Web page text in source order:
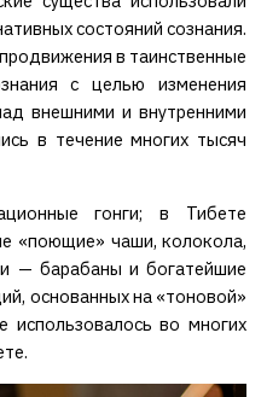
состояний сознания.
в таинственные
с целью изменения
внешними и внутренними
в течение многих тысяч
гонги; в Тибете
«поющие» чаши, колокола,
— барабаны и богатейшие
основанных на «тоновой»
во многих